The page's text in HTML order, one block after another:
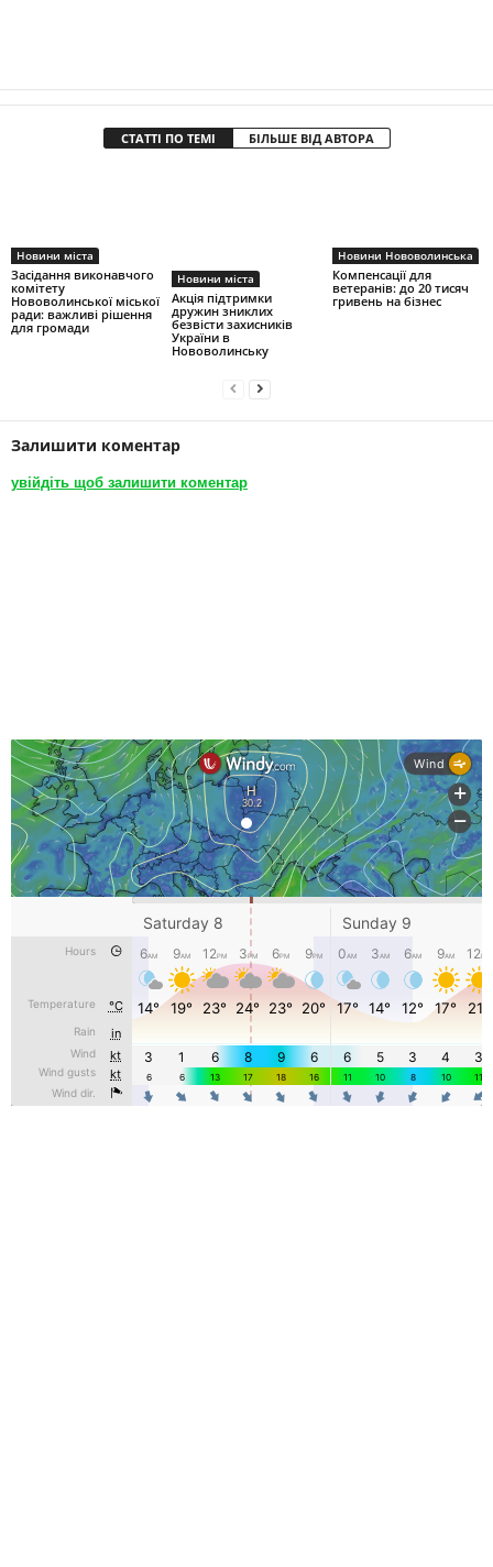
СТАТТІ ПО ТЕМІ БІЛЬШЕ ВІД АВТОРА
Новини міста
Засідання виконавчого
комітету
Нововолинської міської
ради: важливі рішення
для громади
Новини міста
Акція підтримки
дружин зниклих
безвісти захисників
України в
Нововолинську
Новини Нововолинська
Компенсації для
ветеранів: до 20 тисяч
гривень на бізнес
Залишити коментар
увійдіть щоб залишити коментар